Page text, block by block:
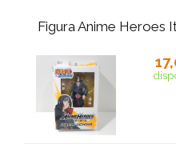
Figura Anime Heroes